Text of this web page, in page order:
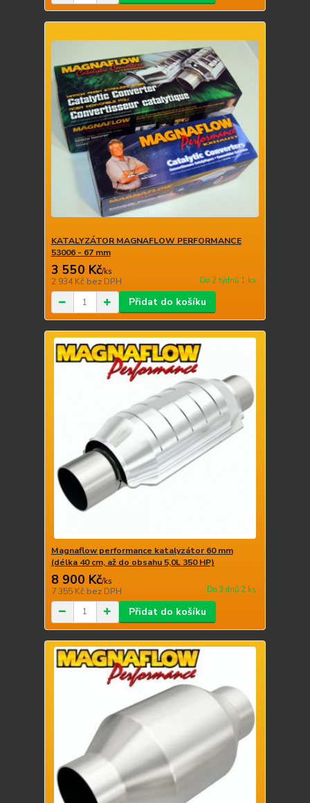
KATALYZÁTOR MAGNAFLOW PERFORMANCE
53006 - 67 mm
3 550 Kč/ks
2 934 Kč bez DPH Do 2 týdnů 1 ks
Přidat do košíku
Magnaflow performance katalyzátor 60 mm
(délka 40 cm, až do obsahu 5,0L 350 HP)
8 900 Kč/ks
7 355 Kč bez DPH Do 3 dnů 2 ks
Přidat do košíku